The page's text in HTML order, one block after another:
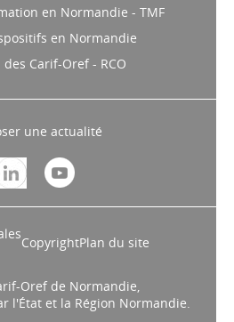
en Normandie - TMF
en Normandie
des Carif-Oref - RCO
une actualité
CopyrightPlan du site
Oref de Normandie,
l'État et la Région Normandie.